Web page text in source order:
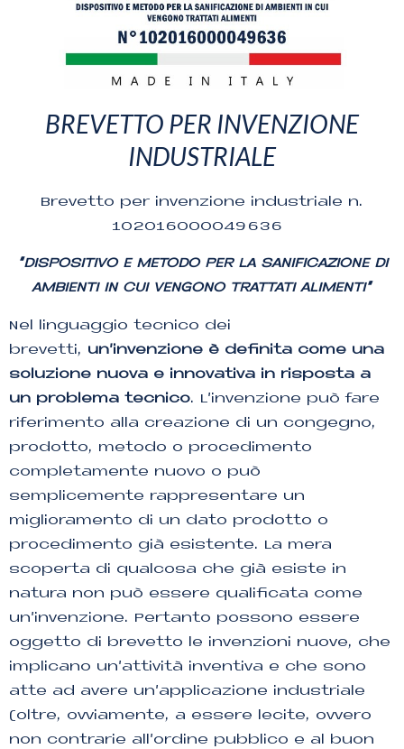
BREVETTO PER INVENZIONE
INDUSTRIALE
Brevetto per invenzione industriale n.
102016000049636
“DISPOSITIVO E METODO PER LA SANIFICAZIONE DI
AMBIENTI IN CUI VENGONO TRATTATI ALIMENTI”
Nel linguaggio tecnico dei
brevetti, un’invenzione è definita come una
soluzione nuova e innovativa in risposta a
un problema tecnico. L’invenzione può fare
riferimento alla creazione di un congegno,
prodotto, metodo o procedimento
completamente nuovo o può
semplicemente rappresentare un
miglioramento di un dato prodotto o
procedimento già esistente. La mera
scoperta di qualcosa che già esiste in
natura non può essere qualificata come
un’invenzione. Pertanto possono essere
oggetto di brevetto le invenzioni nuove, che
implicano un’attività inventiva e che sono
atte ad avere un’applicazione industriale
(oltre, ovviamente, a essere lecite, ovvero
non contrarie all’ordine pubblico e al buon